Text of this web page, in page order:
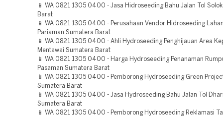
📱 WA 0821 1305 0400 - Jasa Hidroseeding Bahu Jalan Tol
Barat
📱 WA 0821 1305 0400 - Perusahaan Vendor Hidroseeding
Pariaman Sumatera Barat
📱 WA 0821 1305 0400 - Ahli Hydroseeding Penghijauan Area
Mentawai Sumatera Barat
📱 WA 0821 1305 0400 - Harga Hydroseeding Penanaman
Pasaman Sumatera Barat
📱 WA 0821 1305 0400 - Pemborong Hydroseeding Green
Sumatera Barat
📱 WA 0821 1305 0400 - Jasa Hydroseeding Bahu Jalan Tol
Sumatera Barat
📱 WA 0821 1305 0400 - Pemborong Hydroseeding Reklamasi